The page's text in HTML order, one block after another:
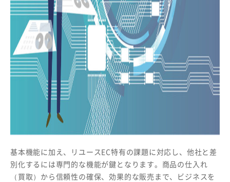
基本機能に加え、リユースEC特有の課題に対応し、他社と差
別化するには専門的な機能が鍵となります。商品の仕入れ
（買取）から信頼性の確保、効果的な販売まで、ビジネスを